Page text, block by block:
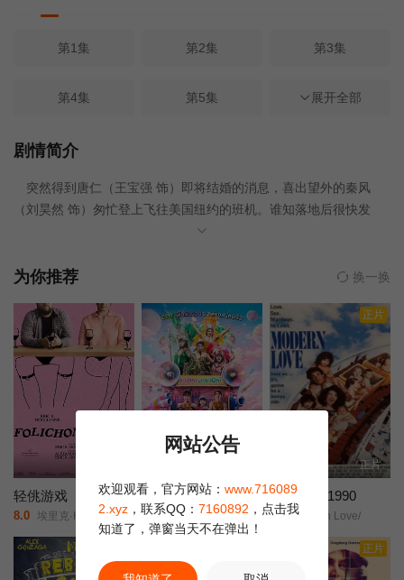
第1集 第2集 第3集
第4集 第5集 第6集
第7集
第10集. 第11集 第12集
展开全部
剧情简介
突然得到唐仁（王宝强 饰）即将结婚的消息，喜出望外的秦风
（刘昊然 饰）匆忙登上飞往美国纽约的班机。谁知落地后很快发
现，这不过是唐仁诓他过来的谎言。唐仁把秦风带到了一座豪华宅
侦探。把他们召集到这里的是北美华人堂口老大七叔（曾江 饰），
字形伤口，心脏不翼而飞。七叔悲愤交加，悬赏500万势要抓住杀人
真凶。扑朔迷离的凶案现场和作案手法，以及高额的赏金，让这群
身怀绝技的侦探们跃跃欲试，他们摩拳擦掌，迎接挑战…
为你推荐 换一换
轻佻游戏
8.0 埃里克·K·布利安/凯瑟琳·沙博/Erin/Carter/Sarah/Chouinard-Poirier/娜塔莉·古帕尔/Rose-Anne/Déry/萨米尔·菲鲁兹/Carolanne/Foucher/艾甜·加罗伊/安布雷·贾布兰/Fayolle/Jean/Jr./Nicolas/Krief/Jacques/L'Heureux/ève/Landry/朱莉·勒布勒东/阿加莎·勒杜/Simone/Ledoux/索菲·勒图讷尔/弗罗伦斯·布莱恩/Antonin/Mousseau-Rivard/
莫兰舞团
5.0 阿丽莎拉·翁差丽/Sitthiphon/Disamoe/
正片
正片
新潮恋爱 1990
9.0 Modern Love/
正片
网站公告
欢迎观看，官方网站： www.716089
2.xyz ，联系QQ： 7160892 ，点击我
知道了，弹窗当天不在弹出！